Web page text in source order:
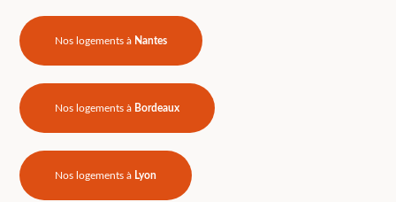
Nos logements à Nantes
Nos logements à Bordeaux
Nos logements à Lyon